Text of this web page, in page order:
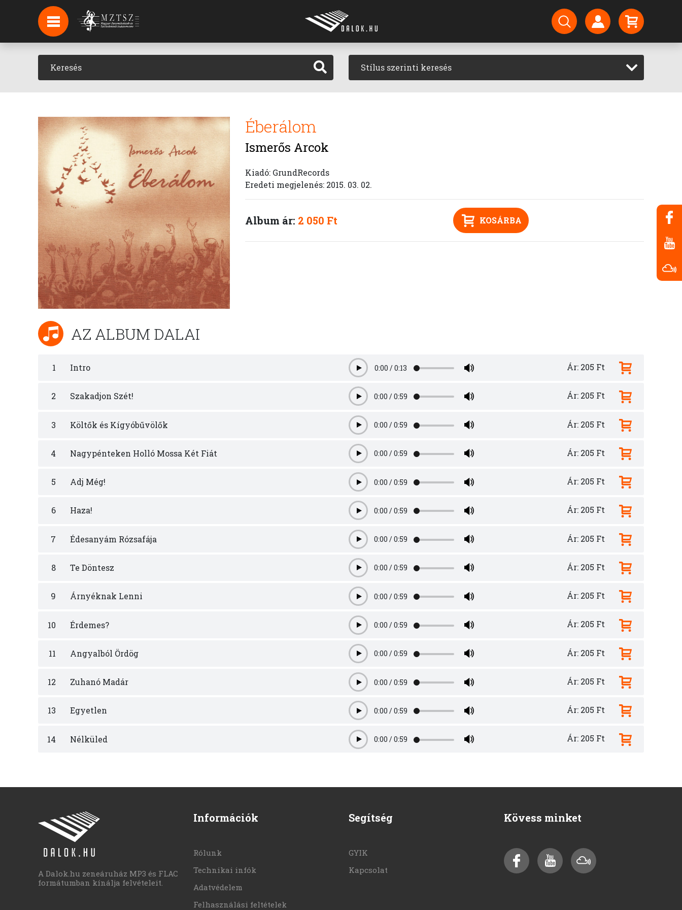
HÍREK
HÍRLEVÉL FELIRATKOZÁS
PODCAST Stílus szerinti keresés
Éberálom
Ismerős Arcok
Kiadó: GrundRecords
Eredeti megjelenés: 2015. 03. 02.
Album ár: 2 050 Ft KOSÁRBA
AZ ALBUM DALAI
1 Intro Play0:00 /0:13 Ár: 205 Ft
2 Szakadjon Szét! Play0:00 /0:59 Ár: 205 Ft
3 Költők és Kígyóbűvölők Play0:00 /0:59 Ár: 205 Ft
4 Nagypénteken Holló Mossa Két Fiát Play0:00 /0:59 Ár: 205 Ft
5 Adj Még! Play0:00 /0:59 Ár: 205 Ft
6 Haza! Play0:00 /0:59 Ár: 205 Ft
7 Édesanyám Rózsafája Play0:00 /0:59 Ár: 205 Ft
8 Te Döntesz Play0:00 /0:59 Ár: 205 Ft
9 Árnyéknak Lenni Play0:00 /0:59 Ár: 205 Ft
10 Érdemes? Play0:00 /0:59 Ár: 205 Ft
11 Angyalból Ördög Play0:00 /0:59 Ár: 205 Ft
12 Zuhanó Madár Play0:00 /0:59 Ár: 205 Ft
13 Egyetlen Play0:00 /0:59 Ár: 205 Ft
14 Nélküled Play0:00 /0:59 Ár: 205 Ft
A Dalok.hu zeneáruház MP3 és FLAC
formátumban kínálja felvételeit.
Információk
Rólunk
Technikai infók
Adatvédelem
Felhasználási feltételek
Segítség
GYIK
Kapcsolat
Kövess minket